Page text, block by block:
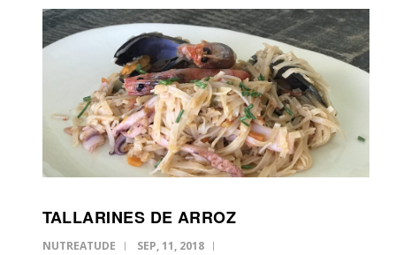
TALLARINES DE ARROZ
NUTREATUDE SEP, 11, 2018